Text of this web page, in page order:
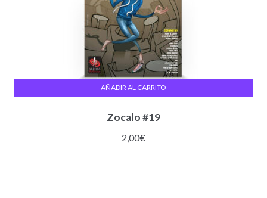
Zocalo #19
2,00€
AÑADIR AL CARRITO